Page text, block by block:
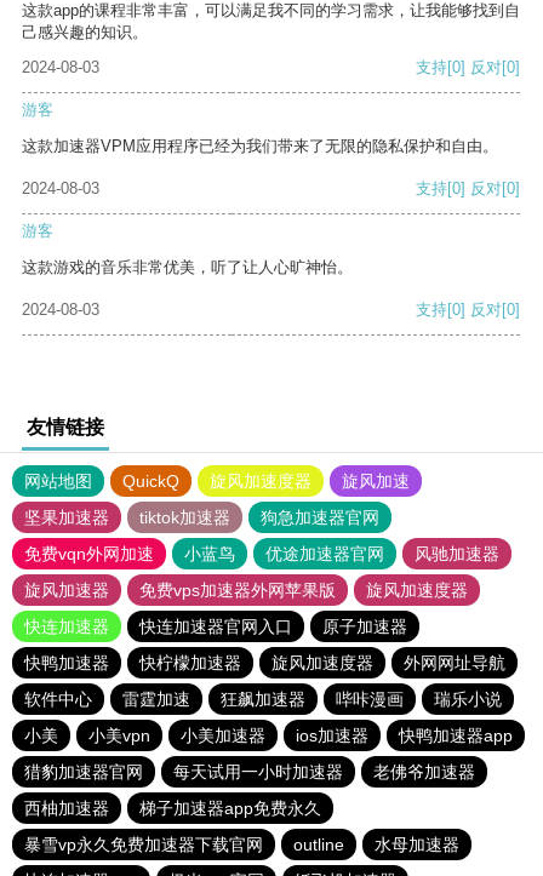
这款app的课程非常丰富，可以满足我不同的学习需求，让我能够找到自
己感兴趣的知识。
2024-08-03
支持[0] 反对[0]
游客
这款加速器VPM应用程序已经为我们带来了无限的隐私保护和自由。
2024-08-03 支持[0] 反对[0]
游客
这款游戏的音乐非常优美，听了让人心旷神怡。
2024-08-03 支持[0] 反对[0]
友情链接
网站地图 QuickQ 旋风加速度器
旋风加速
坚果加速器
tiktok加速器
狗急加速器官网
免费vqn外网加速
小蓝鸟 优途加速器官网
风驰加速器
旋风加速器
免费vps加速器外网苹果版
旋风加速度器
快连加速器
快连加速器官网入口
原子加速器
快鸭加速器
快柠檬加速器 旋风加速度器
外网网址导航
软件中心
雷霆加速 狂飙加速器 哔咔漫画
瑞乐小说
小美
小美vpn 小美加速器 ios加速器
快鸭加速器app
猎豹加速器官网
每天试用一小时加速器
老佛爷加速器
西柚加速器
梯子加速器app免费永久
暴雪vp永久免费加速器下载官网
outline
水母加速器